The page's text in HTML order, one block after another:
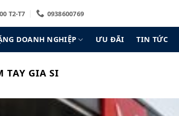
T2-T7 0938600769
DOANH NGHIỆP ƯU ĐÃI TIN TỨC
TAY GIA SI